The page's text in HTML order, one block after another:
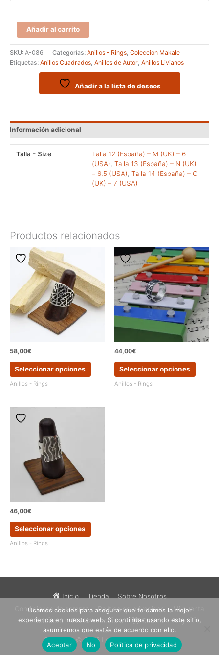
de
Autor
con
escalera
Añadir al carrito
SKU: A-086 Categorías: Anillos - Rings, Colección Makale
Etiquetas: Anillos Cuadrados, Anillos de Autor, Anillos Livianos
Añadir a la lista de deseos
Información adicional
Talla - Size
Talla 12 (España) – M (UK) – 6
(USA) ,Talla 13 (España) – N (UK)
– 6,5 (USA) ,Talla 14 (España) – O
(UK) – 7 (USA)
Productos relacionados
58,00€
Seleccionar opciones
Este
Anillos - Rings
44,00€
Seleccionar opciones
Este
Anillos - Rings
46,00€
Seleccionar opciones
Este
elegir
en
la
página
de
Anillos - Rings
Inicio Tienda
Sobre Nosotros
Condiciones de compra
Política de privacidad
Mi cuenta
Contacto
Finalizar compra Carrito Etsy
Copyright © 2026 Los Sueños de Catalina
Usamos cookies para asegurar que te damos la mejor
experiencia en nuestra web. Si continúas usando este sitio,
asumiremos que estás de acuerdo con ello.
Aceptar
No Política de privacidad